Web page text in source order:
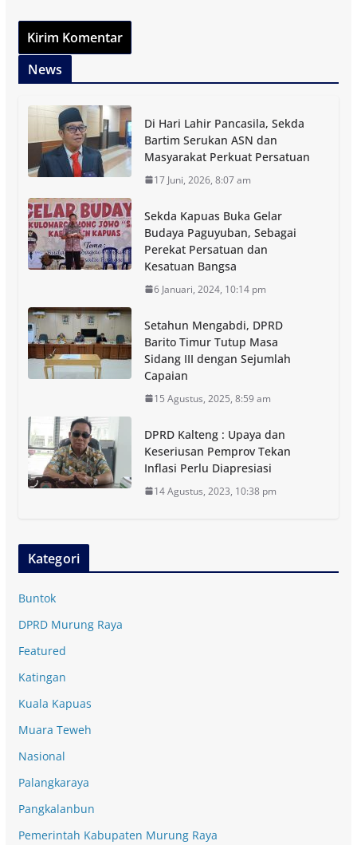
News
Di Hari Lahir Pancasila, Sekda
Bartim Serukan ASN dan
Masyarakat Perkuat Persatuan
17 Juni, 2026, 8:07 am
Sekda Kapuas Buka Gelar
Budaya Paguyuban, Sebagai
Perekat Persatuan dan
Kesatuan Bangsa
6 Januari, 2024, 10:14 pm
Setahun Mengabdi, DPRD
Barito Timur Tutup Masa
Sidang III dengan Sejumlah
Capaian
15 Agustus, 2025, 8:59 am
DPRD Kalteng : Upaya dan
Keseriusan Pemprov Tekan
Inflasi Perlu Diapresiasi
14 Agustus, 2023, 10:38 pm
Kategori
Buntok
DPRD Murung Raya
Featured
Katingan
Kuala Kapuas
Muara Teweh
Nasional
Palangkaraya
Pangkalanbun
Pemerintah Kabupaten Murung Raya